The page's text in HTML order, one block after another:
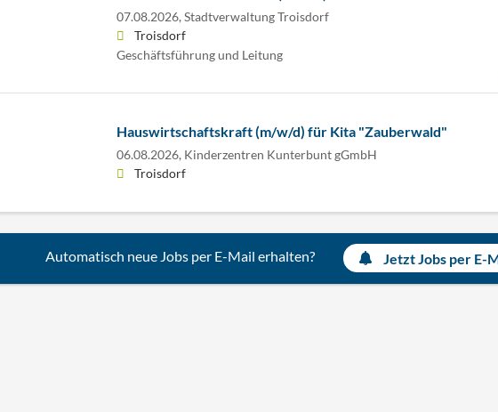
07.08.2026, Stadtverwaltung Troisdorf
Troisdorf
Geschäftsführung und Leitung
Hauswirtschaftskraft (m/w/d) für Kita "Zauberwald"
06.08.2026, Kinderzentren Kunterbunt gGmbH
Troisdorf
Automatisch neue Jobs per E-Mail erhalten? Jetzt Jobs per E-